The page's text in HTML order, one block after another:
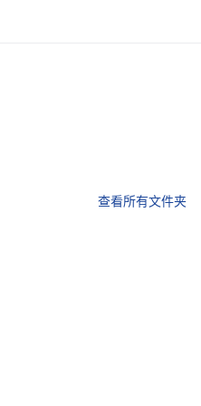
查看所有文件夹